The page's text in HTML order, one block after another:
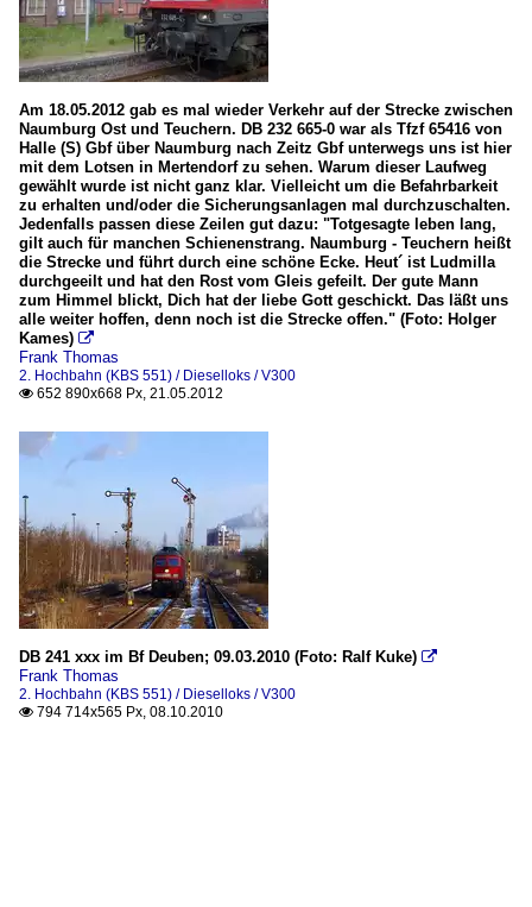
Am 18.05.2012 gab es mal wieder Verkehr auf der Strecke zwischen
Naumburg Ost und Teuchern. DB 232 665-0 war als Tfzf 65416 von
Halle (S) Gbf über Naumburg nach Zeitz Gbf unterwegs uns ist hier
mit dem Lotsen in Mertendorf zu sehen. Warum dieser Laufweg
gewählt wurde ist nicht ganz klar. Vielleicht um die Befahrbarkeit
zu erhalten und/oder die Sicherungsanlagen mal durchzuschalten.
Jedenfalls passen diese Zeilen gut dazu: "Totgesagte leben lang,
gilt auch für manchen Schienenstrang. Naumburg - Teuchern heißt
die Strecke und führt durch eine schöne Ecke. Heut´ ist Ludmilla
durchgeeilt und hat den Rost vom Gleis gefeilt. Der gute Mann
zum Himmel blickt, Dich hat der liebe Gott geschickt. Das läßt uns
alle weiter hoffen, denn noch ist die Strecke offen." (Foto: Holger
Kames) 
Frank Thomas
2. Hochbahn (KBS 551) / Dieselloks / V300
 652 890x668 Px, 21.05.2012
DB 241 xxx im Bf Deuben; 09.03.2010 (Foto: Ralf Kuke) 
Frank Thomas
2. Hochbahn (KBS 551) / Dieselloks / V300
 794 714x565 Px, 08.10.2010